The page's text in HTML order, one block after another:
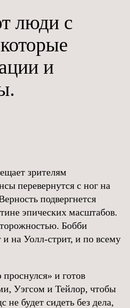
люди с
и
зрителям
перевернутся с ног на
подвергнется
эпических масштабов.
Бобби
и на Уолл-стрит, и по всему
и готов
Уэгсом и Тейлор, чтобы
не будет сидеть без дела,